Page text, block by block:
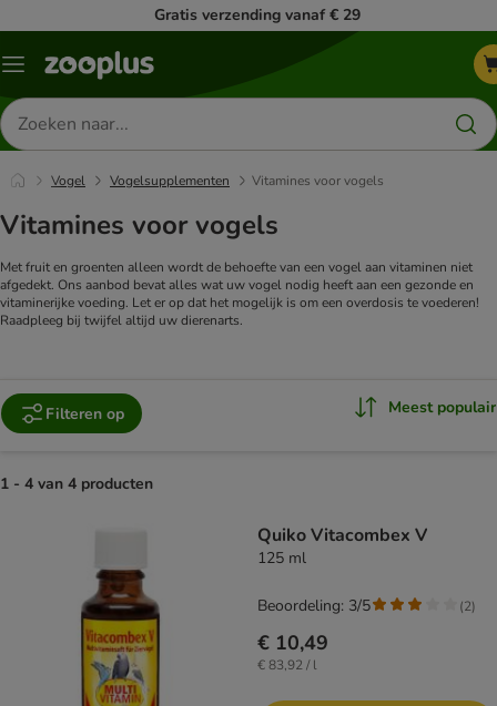
Gratis verzending vanaf € 29
Menu
Zoeken
naar
producten
Vogel Vogelsupplementen Vitamines voor vogels
Vitamines voor vogels
Met fruit en groenten alleen wordt de behoefte van een vogel aan vitaminen niet
afgedekt. Ons aanbod bevat alles wat uw vogel nodig heeft aan een gezonde en
vitaminerijke voeding. Let er op dat het mogelijk is om een overdosis te voederen!
Raadpleeg bij twijfel altijd uw dierenarts.
Filteren op Meest populair
1 - 4 van 4 producten
Quiko Vitacombex V
125 ml
€ 10,49
€ 83,92 / l
Beoordeling: 3/5 (2)